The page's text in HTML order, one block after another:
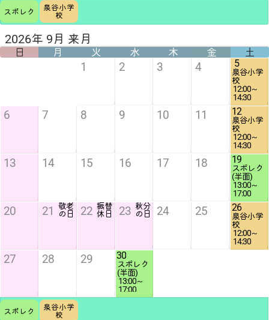
1 2 3 4 5
泉谷小学
12:00
14:30
6 7 8 9 10 11 12
泉谷小学
12:00
14:30
13 14 15 16 17 18 19
スポレク
13:00
17:00
20 21
敬老
の日
22 振替
休日
23 秋分
の日
24 25 26
泉谷小学
12:00
14:30
27 28 29 30
スポレク
(半面)
13:00
17:00
スポレク
泉谷小学
校
2026年 9月 来月
日 月 火 水 木 金 土
スポレク
泉谷小学
校